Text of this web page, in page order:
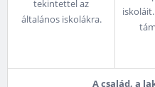
tekintettel az
általános iskolákra.
A család, a